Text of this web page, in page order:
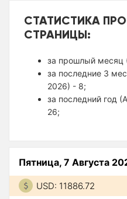
СТАТИСТИКА
СТРАНИЦЫ:
за прошлый месяц
за последние 3
2026) - 8;
за последний год
26;
Пятница, 7 Августа
USD: 11886.72